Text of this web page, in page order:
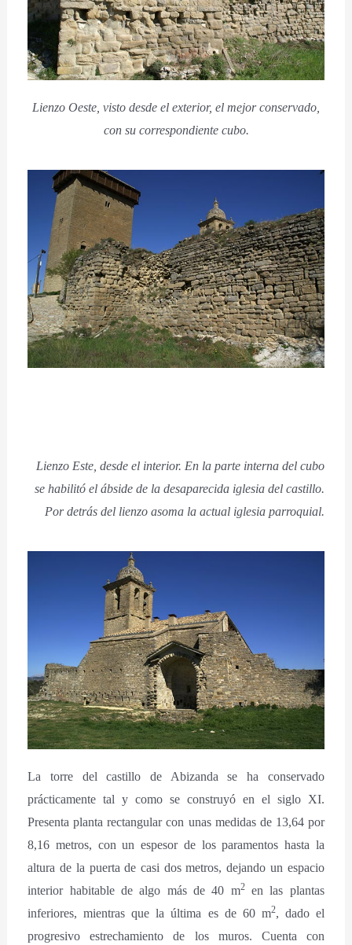
Lienzo Oeste, visto desde el exterior, el mejor conservado,
con su correspondiente cubo.
Lienzo Este, desde el interior. En la parte interna del cubo
se habilitó el ábside de la desaparecida iglesia del castillo.
Por detrás del lienzo asoma la actual iglesia parroquial.
La torre del castillo de Abizanda se ha conservado
prácticamente tal y como se construyó en el siglo XI.
Presenta planta rectangular con unas medidas de 13,64 por
8,16 metros, con un espesor de los paramentos hasta la
altura de la puerta de casi dos metros, dejando un espacio
interior habitable de algo más de 40 m2en las plantas
inferiores, mientras que la última es de 60 m2, dado el
progresivo estrechamiento de los muros. Cuenta con